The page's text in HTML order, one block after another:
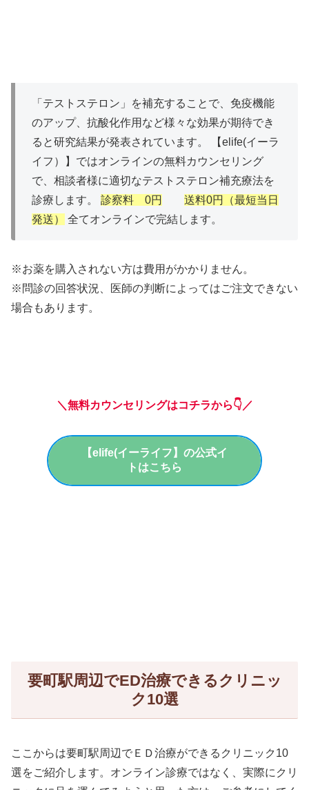
「テストステロン」を補充することで、免疫機能
のアップ、抗酸化作用など様々な効果が期待でき
ると研究結果が発表されています。 【elife(イーラ
イフ）】ではオンラインの無料カウンセリング
で、相談者様に適切なテストステロン補充療法を
診療します。 診察料 0円
送料0円（最短当日
発送）
全てオンラインで完結します。
※お薬を購入されない方は費用がかかりません。
※問診の回答状況、医師の判断によってはご注文できない
場合もあります。
＼無料カウンセリングはコチラから👇／
【elife(イーライフ】の公式イ
トはこちら
要町駅周辺でED治療できるクリニッ
ク10選
ここからは要町駅周辺でＥＤ治療ができるクリニック10
選をご紹介します。オンライン診療ではなく、実際にクリ